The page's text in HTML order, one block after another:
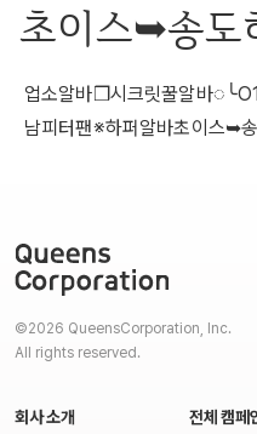
초이스➥송도
업소알바❒시크릿꿀알바
남피터팬※하퍼알바초이스➥
©2026 QueensCorporation, Inc.
All rights reserved.
회사 소개 전체 캠페